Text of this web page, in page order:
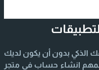
الذكي بدون أن يكون لديك
انشاء حساب في متجر